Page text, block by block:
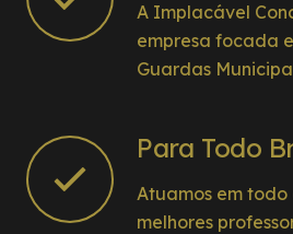
A Implacável
empresa focada
Guardas
Para Todo
Atuamos em todo
melhores